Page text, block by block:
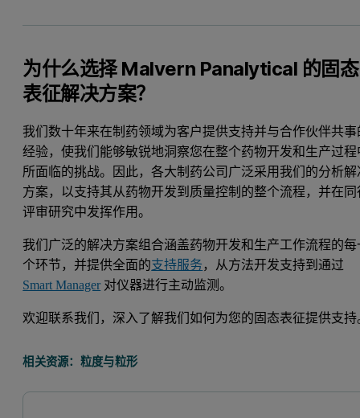
为什么选择 Malvern Panalytical 的固态
表征解决方案？
我们数十年来在制药领域为客户提供支持并与合作伙伴共事
经验，使我们能够敏锐地洞察您在整个药物开发和生产过程
所面临的挑战。因此，各大制药公司广泛采用我们的分析解
方案，以支持其从药物开发到质量控制的整个流程，并在同
评审研究中发挥作用。
我们广泛的解决方案组合涵盖药物开发和生产工作流程的每
个环节，并提供全面的支持服务 ，从方法开发支持到通过
Smart Manager对仪器进行主动监测。
欢迎联系我们，深入了解我们如何为您的固态表征提供支持
相关资源：粒度与粒形